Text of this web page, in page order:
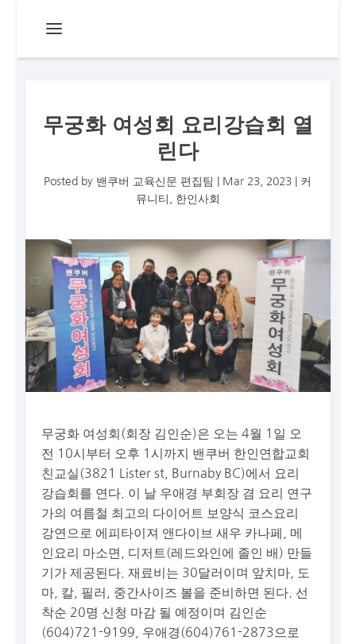
무궁화 여성회 요리강습회 열
린다
Posted by 밴쿠버 교육신문 편집팀 Mar 23, 2023
커
뮤니티
한인사회
무궁화 여성회(회장 김인순)은 오는 4월 1일 오
전 10시부터 오후 1시까지 밴쿠버 한인연합교회
친교실(3821 Lister st, Burnaby BC)에서 요리
강습회를 연다. 이 날 우애경 부회장 겸 요리 연구
가의 여름철 최고의 다이어트 보양식 코스요리
강연으로 에피타이져 앤다이브 새우 카나페, 메
인요리 마소면, 디저트(레드와인에 졸인 배) 만들
기가 제공된다. 재료비는 30달러이며 앞치마, 도
마, 칼, 필러, 중간사이즈 볼을 준비하면 된다. 선
착순 20명 신청 마감 될 예정이며 김인순
(604)721-9199, 우애경(604)761-2873으로